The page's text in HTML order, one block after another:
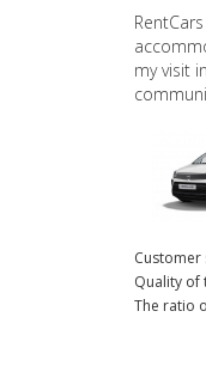
my visit
Customer
Quality of
The ratio